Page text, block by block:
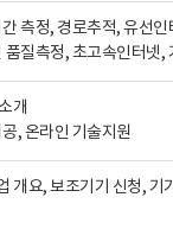
측정, 경로추적, 유선인
질측정, 초고속인터넷,
개
, 온라인 기술지원
개요, 보조기기 신청, 기